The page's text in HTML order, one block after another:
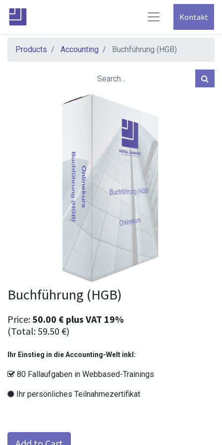
Kontakt
Products Accounting Buchführung (HGB)
Buchführung (HGB)
Price: 50.00 € plus VAT 19%
(Total: 59.50 €)
Ihr Einstieg in die Accounting-Welt inkl:
80 Fallaufgaben in Webbased-Trainings
Ihr persönliches Teilnahmezertifikat